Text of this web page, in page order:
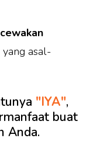
yang asal-
"IYA",
buat
Anda.